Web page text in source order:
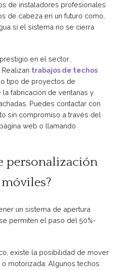
de instaladores profesionales
de cabeza en un futuro como,
si el sistema no se cierra
en el sector
Realizan trabajos de techos
tipo de proyectos de
fabricación de ventanas y
Puedes contactar con
sin compromiso a través del
web o llamando
personalización
un sistema de apertura
permiten el paso del 50%-
existe la posibilidad de mover
motorizada. Algunos techos